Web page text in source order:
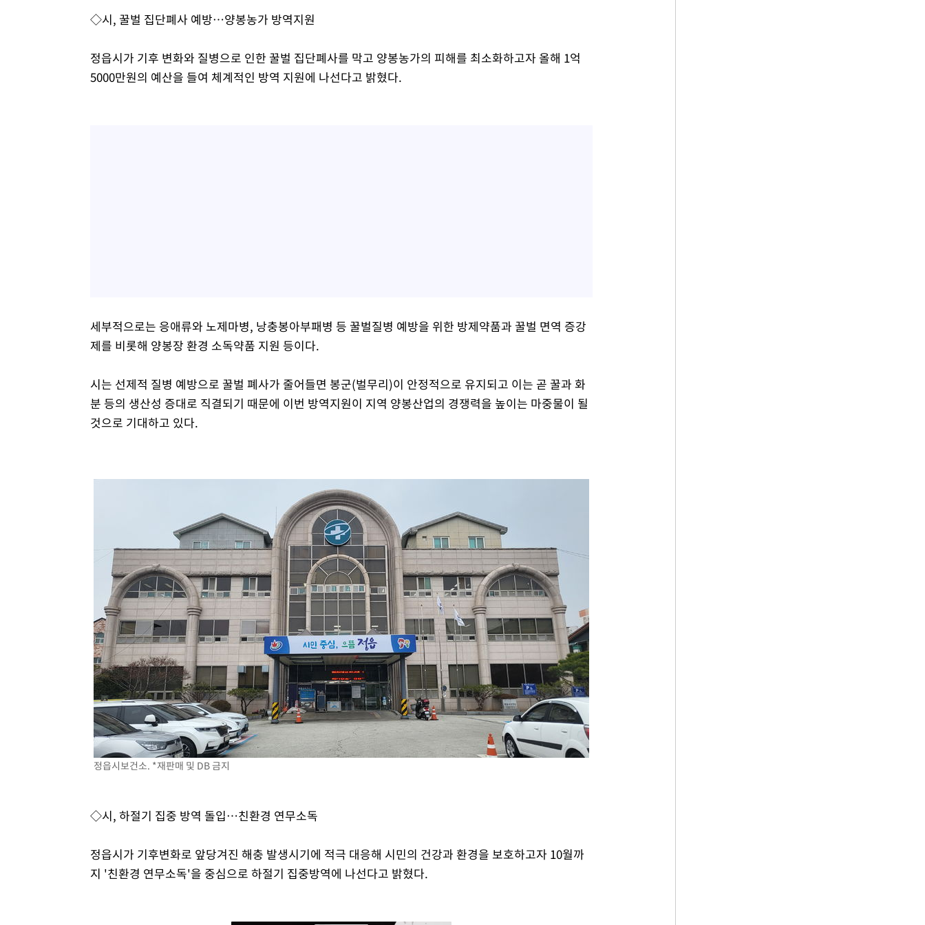
◇시, 꿀벌 집단폐사 예방…양봉농가 방역지원
정읍시가 기후 변화와 질병으로 인한 꿀벌 집단폐사를 막고 양봉농가의 피해를 최소화하고자 올해 1억
5000만원의 예산을 들여 체계적인 방역 지원에 나선다고 밝혔다.
세부적으로는 응애류와 노제마병, 낭충봉아부패병 등 꿀벌질병 예방을 위한 방제약품과 꿀벌 면역 증강
제를 비롯해 양봉장 환경 소독약품 지원 등이다.
시는 선제적 질병 예방으로 꿀벌 폐사가 줄어들면 봉군(벌무리)이 안정적으로 유지되고 이는 곧 꿀과 화
분 등의 생산성 증대로 직결되기 때문에 이번 방역지원이 지역 양봉산업의 경쟁력을 높이는 마중물이 될
것으로 기대하고 있다.
정읍시보건소. *재판매 및 DB 금지
◇시, 하절기 집중 방역 돌입…친환경 연무소독
정읍시가 기후변화로 앞당겨진 해충 발생시기에 적극 대응해 시민의 건강과 환경을 보호하고자 10월까
지 '친환경 연무소독'을 중심으로 하절기 집중방역에 나선다고 밝혔다.